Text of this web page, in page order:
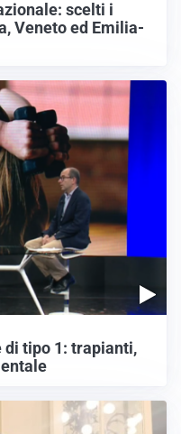
scelti i
Veneto ed Emilia-
di tipo 1: trapianti,